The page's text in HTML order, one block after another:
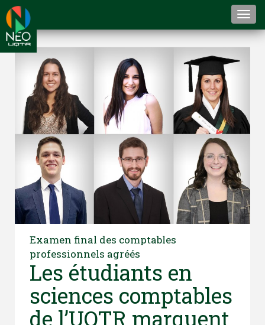
Examen final des comptables
professionnels agréés
Les étudiants en
sciences comptables
de l’UQTR marquent